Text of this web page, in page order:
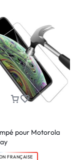
pour Motorola
FRANÇAISE